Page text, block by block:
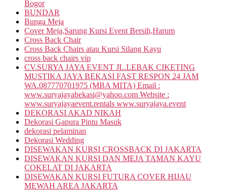
Bogor
BUNDAR
Bunga Meja
Cover Meja,Sarung Kursi Event Bersih,Harum
Cross Back Chair
Cross Back Chairs atau Kursi Silang Kayu
cross back chairs vip
CV.SURYA JAYA EVENT JL.LEBAK CIKETING
MUSTIKA JAYA BEKASI FAST RESPON 24 JAM
WA.087770701975 (MBA MITA) Email :
www.suryajayabekasi@yahoo.com Website :
www.suryajayaevent.rentals www.suryajaya.event
DEKORASI AKAD NIKAH
Dekorasi Gapura Pintu Masuk
dekorasi pelaminan
Dekorasi Wedding
DISEWAKAN KURSI CROSSBACK DI JAKARTA
DISEWAKAN KURSI DAN MEJA TAMAN KAYU
COKELAT DI JAKARTA
DISEWAKAN KURSI FUTURA COVER HIJAU
MEWAH AREA JAKARTA